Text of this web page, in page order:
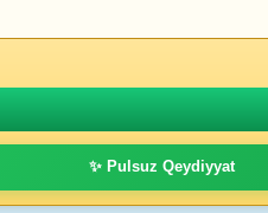
✨ Pulsuz Qeydiyyat